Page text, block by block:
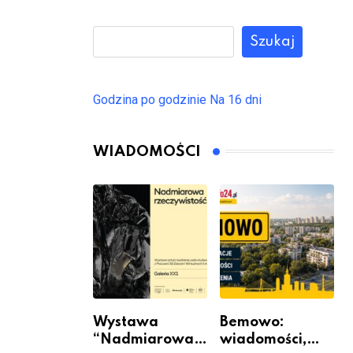
Szukaj
Godzina po godzinie Na 16 dni
WIADOMOŚCI
Wystawa
“Nadmiarowa
Bemowo:
wiadomości,